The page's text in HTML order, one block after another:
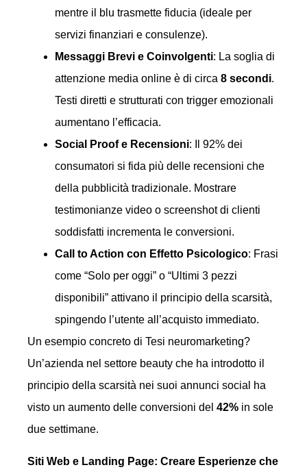
mentre il blu trasmette fiducia (ideale per
servizi finanziari e consulenze).
Messaggi Brevi e Coinvolgenti: La soglia di
attenzione media online è di circa 8 secondi.
Testi diretti e strutturati con trigger emozionali
aumentano l’efficacia.
Social Proof e Recensioni: Il 92% dei
consumatori si fida più delle recensioni che
della pubblicità tradizionale. Mostrare
testimonianze video o screenshot di clienti
soddisfatti incrementa le conversioni.
Call to Action con Effetto Psicologico: Frasi
come “Solo per oggi” o “Ultimi 3 pezzi
disponibili” attivano il principio della scarsità,
spingendo l’utente all’acquisto immediato.
Un esempio concreto di Tesi neuromarketing?
Un’azienda nel settore beauty che ha introdotto il
principio della scarsità nei suoi annunci social ha
visto un aumento delle conversioni del 42% in sole
due settimane.
Siti Web e Landing Page: Creare Esperienze che